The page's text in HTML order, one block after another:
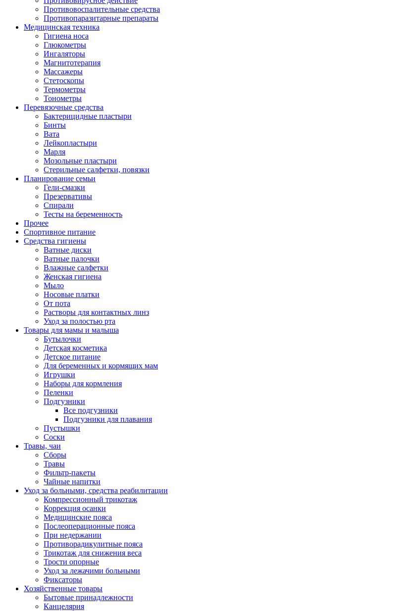
Противовоспалительные средства
Противопаразитарные препараты
Медицинская техника
Гигиена носа
Глюкометры
Ингаляторы
Магнитотерапия
Массажеры
Стетоскопы
Термометры
Тонометры
Перевязочные средства
Бактерицидные пластыри
Бинты
Вата
Лейкопластыри
Марля
Мозольные пластыри
Стерильные салфетки, повязки
Планирование семьи
Гели-смазки
Презервативы
Спирали
Тесты на беременность
Прочее
Спортивное питание
Средства гигиены
Ватные диски
Ватные палочки
Влажные салфетки
Женская гигиена
Мыло
Носовые платки
От пота
Растворы для контактных линз
Уход за полостью рта
Товары для мамы и малыша
Бутылочки
Детская косметика
Детское питание
Для беременных и кормящих мам
Игрушки
Наборы для кормления
Пеленки
Подгузники
Все подгузники
Подгузники для плавания
Пустышки
Соски
Травы, чаи
Сборы
Травы
Фильтр-пакеты
Чайные напитки
Уход за больными, средства реабилитации
Компрессионный трикотаж
Коррекция осанки
Медицинские пояса
Послеоперационные пояса
При недержании
Противорадикулитные пояса
Трикотаж для снижения веса
Трости опорные
Уход за лежачими больными
Фиксаторы
Хозяйственные товары
Бытовые принадлежности
Канцелярия